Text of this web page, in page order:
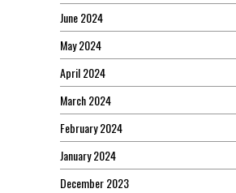
June 2024
May 2024
April 2024
March 2024
February 2024
January 2024
December 2023